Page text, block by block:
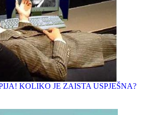
KOLIKO JE ZAISTA USPJEŠNA?